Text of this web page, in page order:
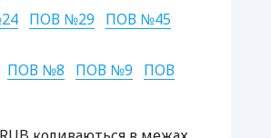
ПОВ №29 ПОВ №45
ПОВ №8 ПОВ №9
ПОВ